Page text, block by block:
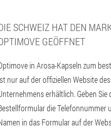
SCHWEIZ HAT DEN
GEÖFFNET
in Arosa-Kapseln zum
nur auf der offiziellen Website des
erhältlich. Geben Sie
die Telefonnummer
in das Formular auf der